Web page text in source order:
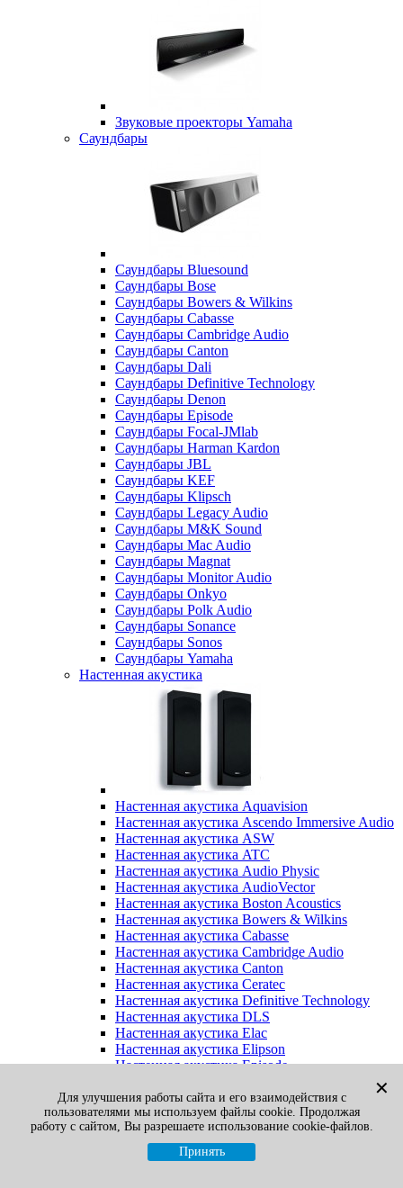
Звуковые проекторы Yamaha
Саундбары
Саундбары Bluesound
Саундбары Bose
Саундбары Bowers & Wilkins
Саундбары Cabasse
Саундбары Cambridge Audio
Саундбары Canton
Саундбары Dali
Саундбары Definitive Technology
Саундбары Denon
Саундбары Episode
Саундбары Focal-JMlab
Саундбары Harman Kardon
Саундбары JBL
Саундбары KEF
Саундбары Klipsch
Саундбары Legacy Audio
Саундбары M&K Sound
Саундбары Mac Audio
Саундбары Magnat
Саундбары Monitor Audio
Саундбары Onkyo
Саундбары Polk Audio
Саундбары Sonance
Саундбары Sonos
Саундбары Yamaha
Настенная акустика
Настенная акустика Aquavision
Настенная акустика Ascendo Immersive Audio
Настенная акустика ASW
Настенная акустика ATC
Настенная акустика Audio Physic
Настенная акустика AudioVector
Настенная акустика Boston Acoustics
Настенная акустика Bowers & Wilkins
Настенная акустика Cabasse
Настенная акустика Cambridge Audio
Настенная акустика Canton
Настенная акустика Ceratec
Настенная акустика Definitive Technology
Настенная акустика DLS
Настенная акустика Elac
Настенная акустика Elipson
Настенная акустика Episode
Настенная акустика Focal
Настенная акустика Gato Audio
Настенная акустика Heco
Настенная акустика Jamo
Настенная акустика KEF
✕
Для улучшения работы сайта и его взаимодействия с
пользователями мы используем файлы cookie. Продолжая
работу с сайтом, Вы разрешаете использование cookie-файлов.
Принять